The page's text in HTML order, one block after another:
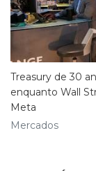
Treasury de 30
enquanto Wall
Meta
Mercados